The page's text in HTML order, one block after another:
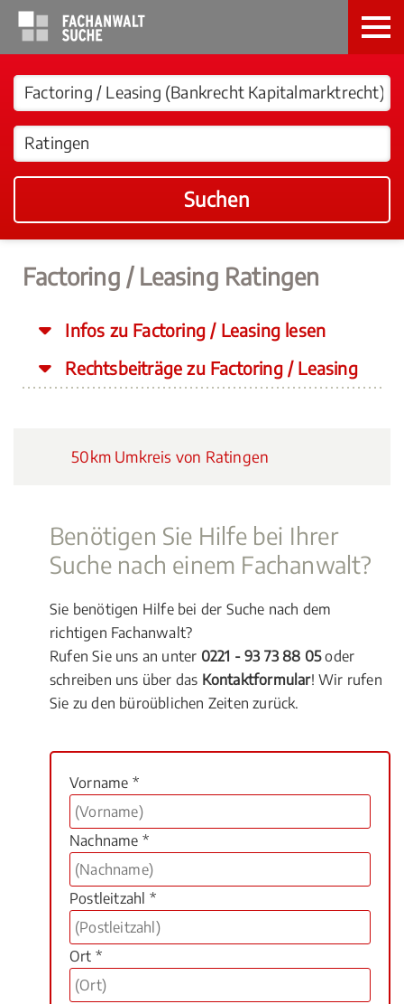
Suchen
Factoring / Leasing Ratingen
Infos zu Factoring / Leasing lesen
Rechtsbeiträge zu Factoring / Leasing
50km Umkreis von Ratingen
Benötigen Sie Hilfe bei Ihrer
Suche nach einem Fachanwalt?
Sie benötigen Hilfe bei der Suche nach dem
richtigen Fachanwalt?
Rufen Sie uns an unter 0221 - 93 73 88 05oder
schreiben uns über das Kontaktformular! Wir rufen
Sie zu den büroüblichen Zeiten zurück.
Vorname *
Nachname *
Postleitzahl *
Ort *